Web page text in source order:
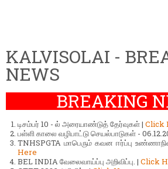
KALVISOLAI -
NEWS
BREAKING
டிசம்பர் 10 - ல் அரையாண்டுத் தேர்வுகள் | Click
பள்ளி காலை வழிபாட்டு செயல்பாடுகள் -
TNHSPGTA மாபெரும் கவன ஈர்ப்பு
Here
BEL INDIA வேலைவாய்ப்பு அறிவிப்பு. | Click